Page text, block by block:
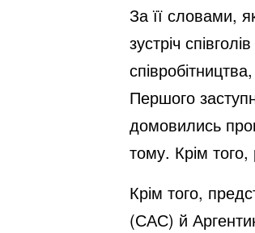
За її словами,
зустріч
Першого
домовились
тому. Крім
Крім того,
(САС) й